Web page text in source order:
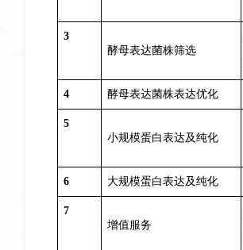
3
酵母表达菌株筛选
4 酵母表达菌株表达优化
5
小规模蛋白表达及纯化
6 大规模蛋白表达及纯化
7
增值服务